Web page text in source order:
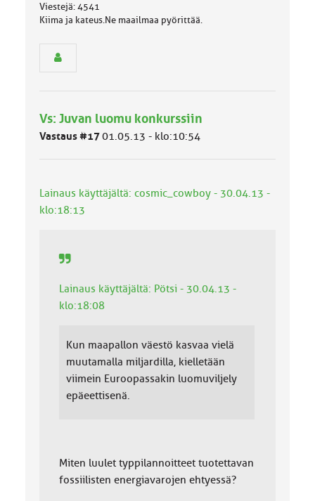
s
e
u
o
:
Viestejä: 4541
Kiima ja kateus.Ne maailmaa pyörittää.
Vs: Juvan luomu konkurssiin
Vastaus #1701.05.13 - klo:10:54
Lainaus käyttäjältä: cosmic_cowboy - 30.04.13 -
klo:18:13
Lainaus käyttäjältä: Pötsi - 30.04.13 -
klo:18:08
Kun maapallon väestö kasvaa vielä
muutamalla miljardilla, kielletään
viimein Euroopassakin luomuviljely
epäeettisenä.
Miten luulet typpilannoitteet tuotettavan
fossiilisten energiavarojen ehtyessä?